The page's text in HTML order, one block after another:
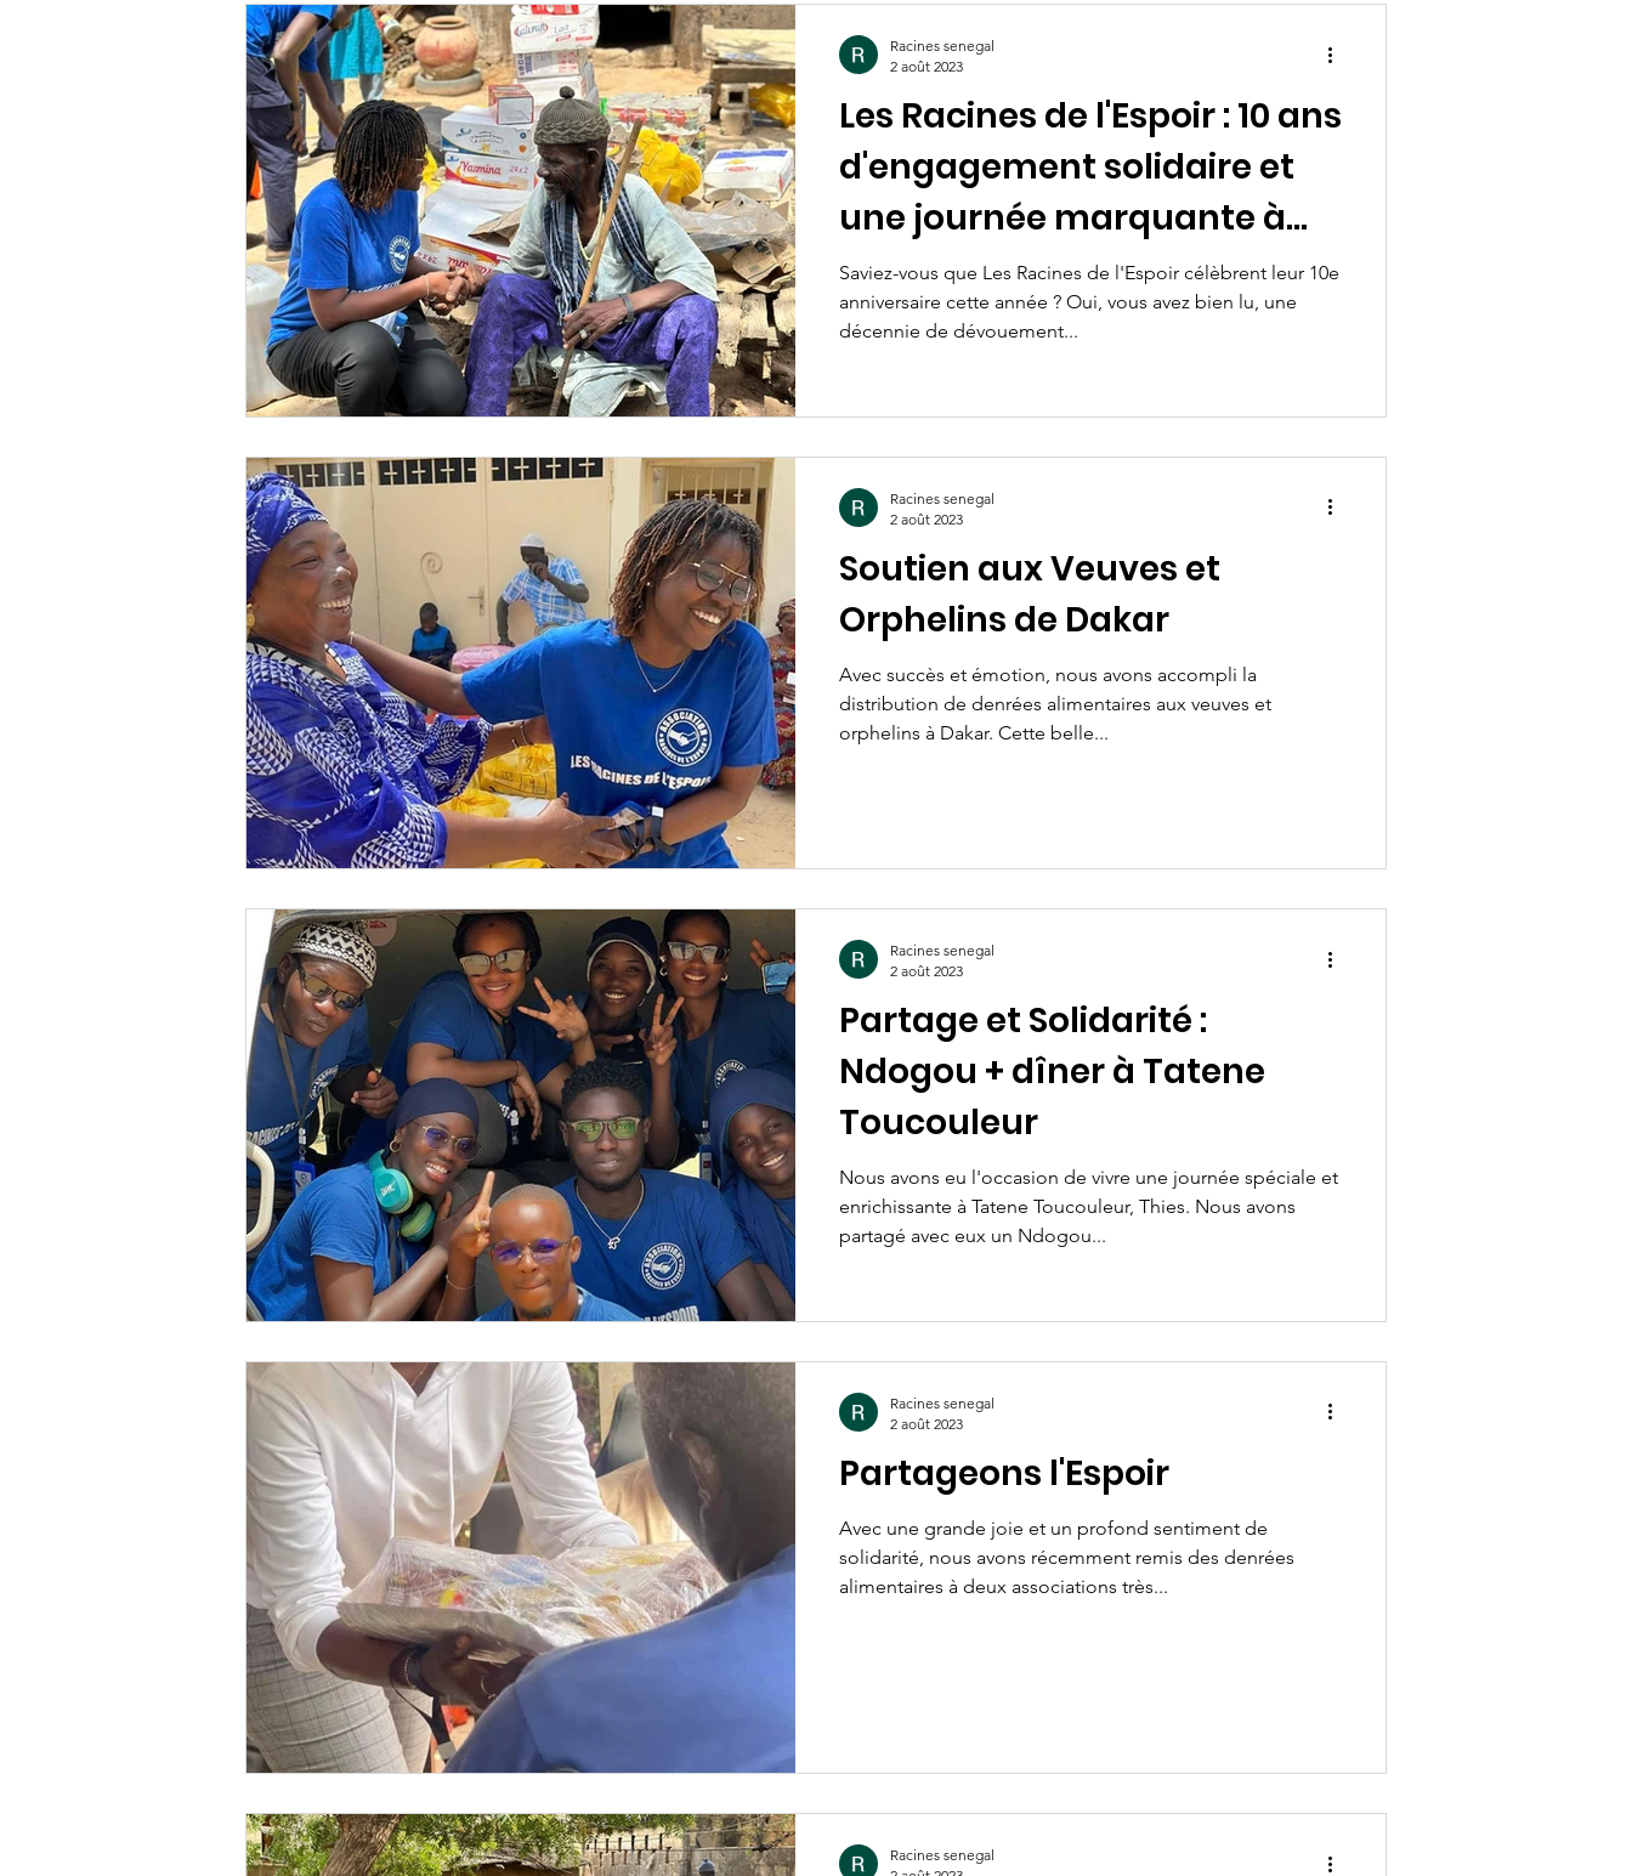
Les Racines de l'Espoir : 10 ans
d'engagement solidaire et
une journée marquante à
Tamba !
Saviez-vous que Les Racines de l'Espoir célèbrent leur 10e
anniversaire cette année ? Oui, vous avez bien lu, une
décennie de dévouement...
Racines senegal
2 août 2023
Soutien aux Veuves et
Orphelins de Dakar
Avec succès et émotion, nous avons accompli la
distribution de denrées alimentaires aux veuves et
orphelins à Dakar. Cette belle...
Racines senegal
2 août 2023
Partage et Solidarité :
Ndogou + dîner à Tatene
Toucouleur
Nous avons eu l'occasion de vivre une journée spéciale et
enrichissante à Tatene Toucouleur, Thies. Nous avons
partagé avec eux un Ndogou...
Racines senegal
2 août 2023
Partageons l'Espoir
Avec une grande joie et un profond sentiment de
solidarité, nous avons récemment remis des denrées
alimentaires à deux associations très...
Racines senegal
2 août 2023
Racines senegal